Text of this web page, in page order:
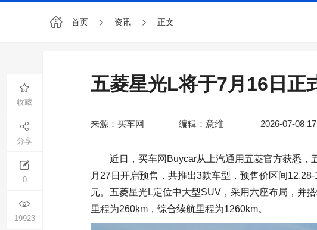
首页 资讯 正文
五菱星光L将于7月16日正
来源：买车网 编辑：意维 2026-07-08
收藏
分享
0
19923
近日，买车网Buycar从上汽通用五菱官方获悉
月27日开启预售，共推出3款车型，预售价区间
元。五菱星光L定位中大型SUV，采用六座布局，并
里程为260km，综合续航里程为1260km。